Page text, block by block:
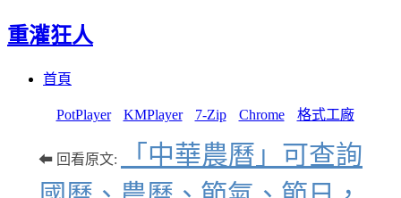
重灌狂人
首頁
PotPlayer KMPlayer 7-Zip Chrome 格式工廠
⬅ 回看原文:
「中華農曆」可查詢